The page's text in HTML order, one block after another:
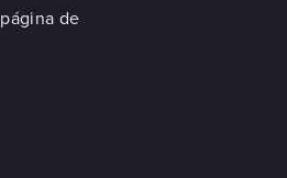
página de